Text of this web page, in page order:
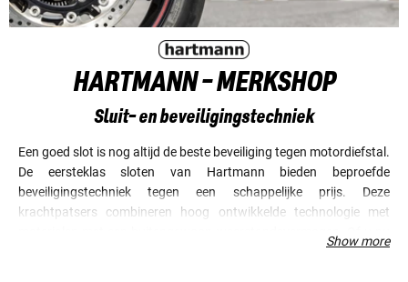
HARTMANN - MERKSHOP
Sluit- en beveiligingstechniek
Een goed slot is nog altijd de beste beveiliging tegen motordiefstal.
De eersteklas sloten van Hartmann bieden beproefde
beveiligingstechniek tegen een schappelijke prijs. Deze
krachtpatsers combineren hoog ontwikkelde technologie met
kiest voor een remschijf- of helmslot, de sloten van Hartmann zijn
Show more